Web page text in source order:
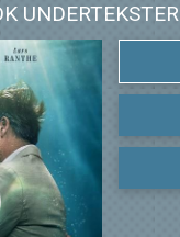
UNDERTEKSTER